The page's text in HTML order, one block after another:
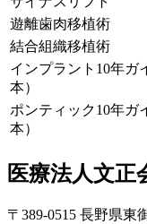
遊離歯肉移植術
結合組織移植術
インプラント10年ガ
本）
ポンティック10年ガ
本）
医療法人文正
〒389-0515 長野県東